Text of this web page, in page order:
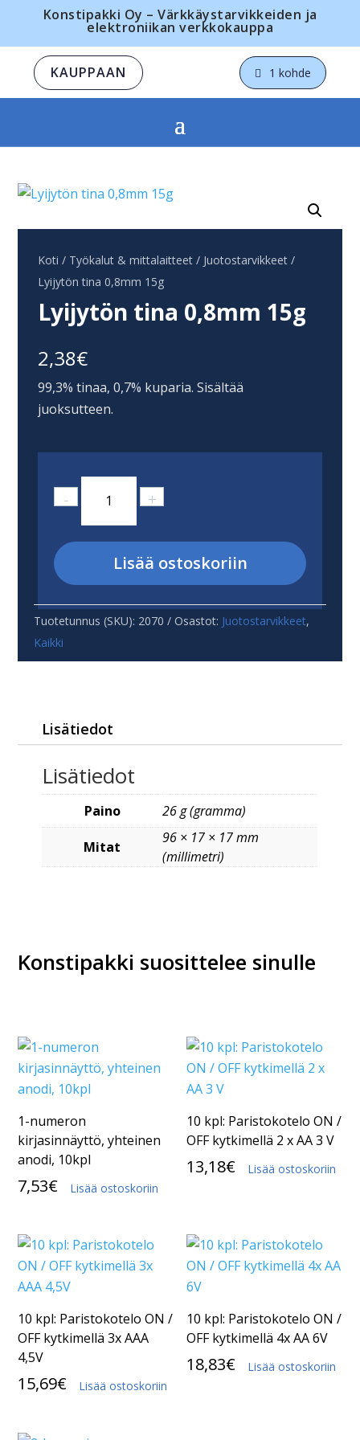
Konstipakki Oy – Värkkäystarvikkeiden ja
elektroniikan verkkokauppa
KAUPPAAN 1 kohde
Koti / Työkalut & mittalaitteet / Juotostarvikkeet /
Lyijytön tina 0,8mm 15g
Lyijytön tina 0,8mm 15g
2,38€
99,3% tinaa, 0,7% kuparia. Sisältää
juoksutteen.
-
0,8mm
määrä
+
Lisää ostoskoriin
Tuotetunnus (SKU): 2070 Osastot: Juotostarvikkeet,
Kaikki
Lisätiedot
Lisätiedot
Paino 26 g (gramma)
Mitat
96 × 17 × 17 mm
(millimetri)
Konstipakki suosittelee sinulle
1-numeron
kirjasinnäyttö, yhteinen
anodi, 10kpl
7,53€ Lisää ostoskoriin
10 kpl: Paristokotelo ON /
OFF kytkimellä 2 x AA 3 V
13,18€ Lisää ostoskoriin
10 kpl: Paristokotelo ON /
OFF kytkimellä 3x AAA
4,5V
15,69€ Lisää ostoskoriin
10 kpl: Paristokotelo ON /
OFF kytkimellä 4x AA 6V
18,83€ Lisää ostoskoriin